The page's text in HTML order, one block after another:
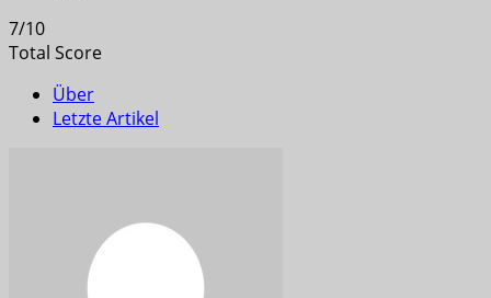
7/10
Total Score
Über
Letzte Artikel